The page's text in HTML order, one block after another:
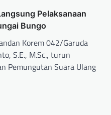
Pelaksanaan
Bungo
Korem 042/Garuda
S.E., M.Sc., turun
Pemungutan Suara Ulang